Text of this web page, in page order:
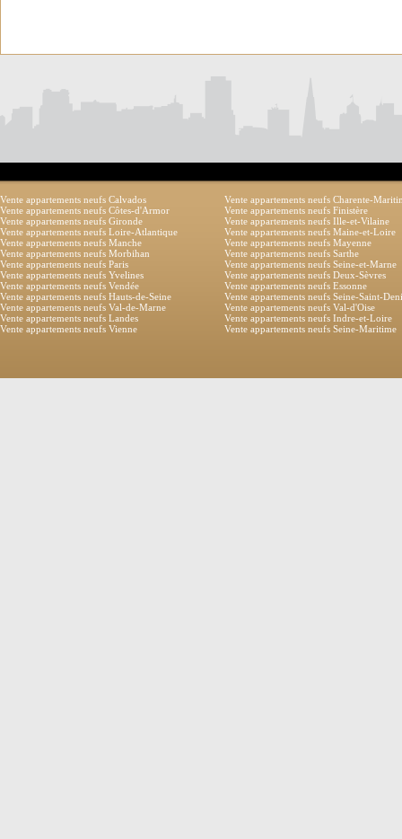
Vente appartements neufs Calvados
Vente appartements neufs Charente-
Vente appartements neufs Côtes-d'Armor
Vente appartements neufs Finistère
Vente appartements neufs Gironde
Vente appartements neufs Ille-et-Vilaine
Vente appartements neufs Loire-Atlantique
Vente appartements neufs Maine-et-Loire
Vente appartements neufs Manche
Vente appartements neufs Mayenne
Vente appartements neufs Morbihan
Vente appartements neufs Sarthe
Vente appartements neufs Paris
Vente appartements neufs Seine-et-Marne
Vente appartements neufs Yvelines
Vente appartements neufs Deux-Sèvres
Vente appartements neufs Vendée
Vente appartements neufs Essonne
Vente appartements neufs Hauts-de-Seine
Vente appartements neufs Seine-Saint-
Vente appartements neufs Val-de-Marne
Vente appartements neufs Val-d'Oise
Vente appartements neufs Landes
Vente appartements neufs Indre-et-Loire
Vente appartements neufs Vienne
Vente appartements neufs Seine-Maritime